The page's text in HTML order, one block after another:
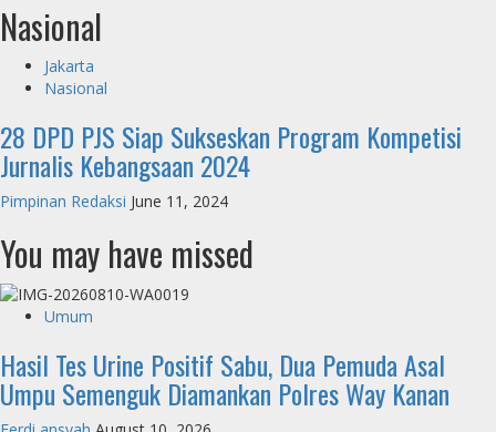
Nasional
Jakarta
Nasional
28 DPD PJS Siap Sukseskan Program Kompetisi
Jurnalis Kebangsaan 2024
Pimpinan Redaksi June 11, 2024
You may have missed
Umum
Hasil Tes Urine Positif Sabu, Dua Pemuda Asal
Umpu Semenguk Diamankan Polres Way Kanan